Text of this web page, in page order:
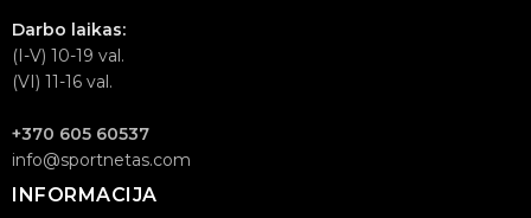
Darbo laikas:
(I-V) 10-19 val.
(VI) 11-16 val.
+370 605 60537
info@sportnetas.com
INFORMACIJA